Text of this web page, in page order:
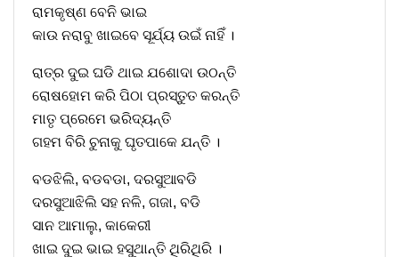
ରାମକୃଷ୍ଣ ବେନି ଭାଇ
କାଉ ନରାବୁ ଖାଇବେ ସୂର୍ଯ୍ୟ ଉଇଁ ନାହିଁ ।
ରାତ୍ର ଦୁଇ ଘଡି ଥାଇ ଯଶୋଦା ଉଠନ୍ତି
ରୋଷହୋମ କରି ପିଠା ପ୍ରସ୍ତୁତ କରନ୍ତି
ମାତୃ ପ୍ରେମେ ଭରିଦ୍ୟନ୍ତି
ଗହମ ବିରି ଚୁନାକୁ ଘୃତପାକେ ଯନ୍ତି ।
ବଡଝିଲି, ବଡବଡା, ଦରସୁଆବଡି
ଦରସୁଆଝିଲି ସହ ନଳି, ଗଜା, ବଡି
ସାନ ଆମାଲୁ, କାକେରୀ
ଖାଇ ଦୁଇ ଭାଇ ହସୁଥାନ୍ତି ଥିରିଥିରି ।